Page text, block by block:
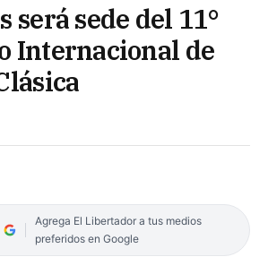
será sede del 11°
Internacional de
Agrega El Libertador a tus medios
preferidos en Google